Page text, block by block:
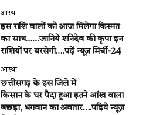
आस्था
इस राशि वालों को आज मिलेगा किस्मत
का साथ……जानिये शनिदेव की कृपा इन
राशियों पर बरसेगी….पढ़ें न्यूज़ मिर्ची-24
आस्था
छत्तीसगढ़ के इस जिले में
किसान के घर पैदा हुआ इतने आंख वाला
बछड़ा, भगवान का अवतार….पढ़िये न्यूज़